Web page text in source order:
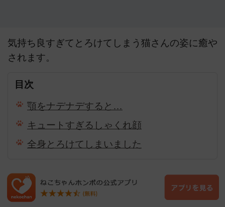
気持ち良すぎてとろけてしまう猫さんの姿に癒や
されます。
目次
顎をナデナデすると…
キュートすぎるしゃくれ顔
全身とろけてしまいました